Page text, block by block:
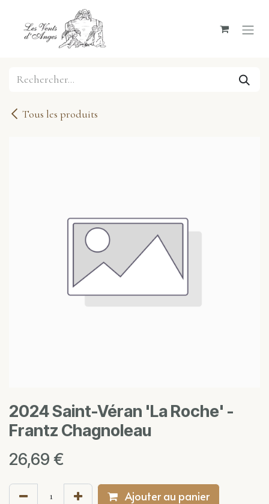
Se rendre au contenu
Tous les produits
2024 Saint-Véran 'La Roche' -
Frantz Chagnoleau
26,69 €
Ajouter au panier